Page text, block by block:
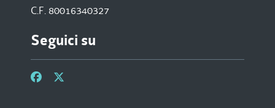
C.F. 80016340327
Seguici su